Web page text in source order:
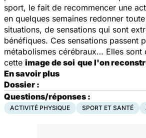
sport, le fait de recommencer une
en quelques semaines redonner
situations, de sensations qui sont
bénéfiques. Ces sensations passent
métabolismes cérébraux… Elles sont
cette image de soi que l'on
En savoir plus
Dossier :
Questions/réponses :
ACTIVITÉ PHYSIQUE SPORT ET SANTÉ